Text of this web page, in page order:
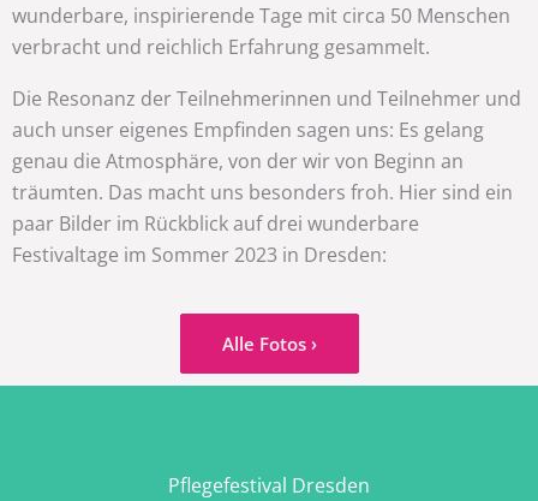
wunderbare, inspirierende Tage mit circa 50 Menschen
verbracht und reichlich Erfahrung gesammelt.
Die Resonanz der Teilnehmerinnen und Teilnehmer und
auch unser eigenes Empfinden sagen uns: Es gelang
genau die Atmosphäre, von der wir von Beginn an
träumten. Das macht uns besonders froh. Hier sind ein
paar Bilder im Rückblick auf drei wunderbare
Festivaltage im Sommer 2023 in Dresden:
Alle Fotos ›
Pflegefestival Dresden